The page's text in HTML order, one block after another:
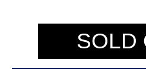
コンスタンタンSOLD